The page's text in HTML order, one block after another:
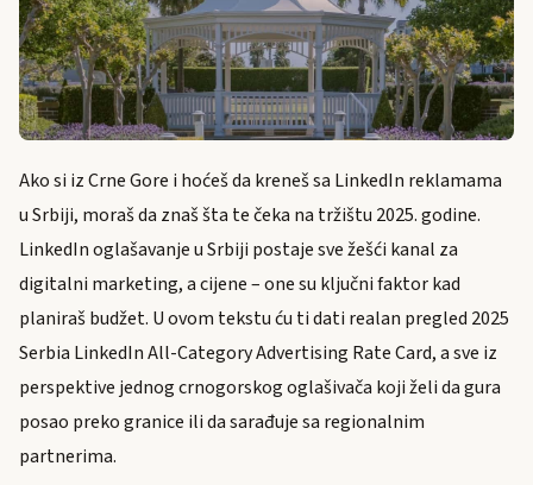
Ako si iz Crne Gore i hoćeš da kreneš sa LinkedIn reklamama
u Srbiji, moraš da znaš šta te čeka na tržištu 2025. godine.
LinkedIn oglašavanje u Srbiji postaje sve žešći kanal za
digitalni marketing, a cijene – one su ključni faktor kad
planiraš budžet. U ovom tekstu ću ti dati realan pregled 2025
Serbia LinkedIn All-Category Advertising Rate Card, a sve iz
perspektive jednog crnogorskog oglašivača koji želi da gura
posao preko granice ili da sarađuje sa regionalnim
partnerima.